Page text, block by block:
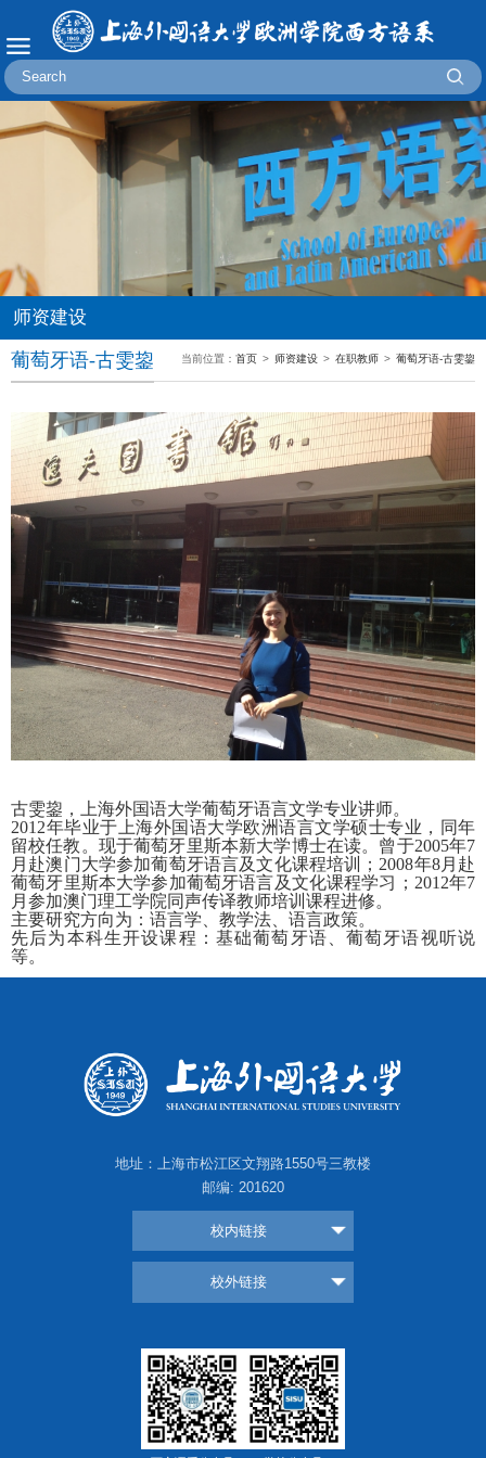
师资建设
当前位置： 首页 > 师资建设 > 在职教师 > 葡萄牙语-古雯鋆
葡萄牙语-古雯鋆
古雯鋆，上海外国语大学葡萄牙语言文学专业讲师。
2012年毕业于上海外国语大学欧洲语言文学硕士专业，同年
留校任教。现于葡萄牙里斯本新大学博士在读。曾于2005年7
月赴澳门大学参加葡萄牙语言及文化课程培训； 2008年8月赴
葡萄牙里斯本大学参加葡萄牙语言及文化课程学习； 2012年7
月参加澳门理工学院同声传译教师培训课程进修。
主要研究方向为：语言学、教学法、语言政策。
先后为本科生开设课程：基础葡萄牙语、葡萄牙语视听说
等。
地址：上海市松江区文翔路1550号三教楼
邮编: 201620
校内链接
校外链接